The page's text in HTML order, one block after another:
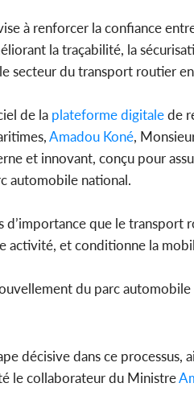
à renforcer la confiance
la traçabilité, la
secteur du transport routier
de la plateformedigitalede
Amadou Koné,
et innovant, conçu pour
automobile national.
d’importance que le
activité, et conditionne la
du parc
décisive dans ce
le collaborateur du Ministre